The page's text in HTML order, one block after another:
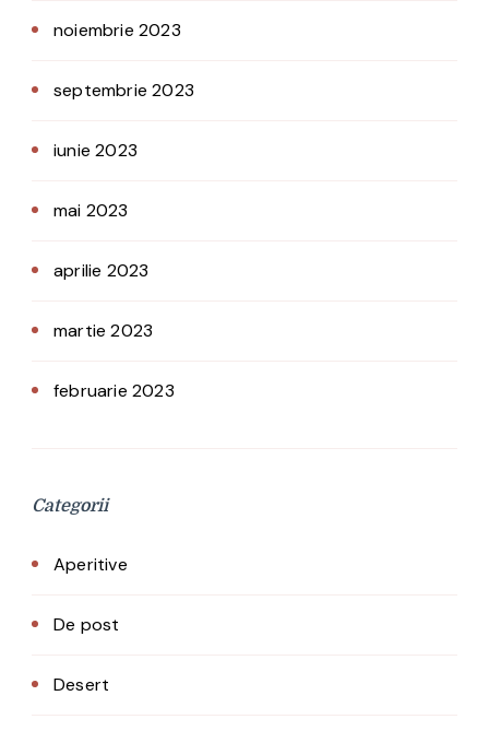
noiembrie 2023
septembrie 2023
iunie 2023
mai 2023
aprilie 2023
martie 2023
februarie 2023
Categorii
Aperitive
De post
Desert